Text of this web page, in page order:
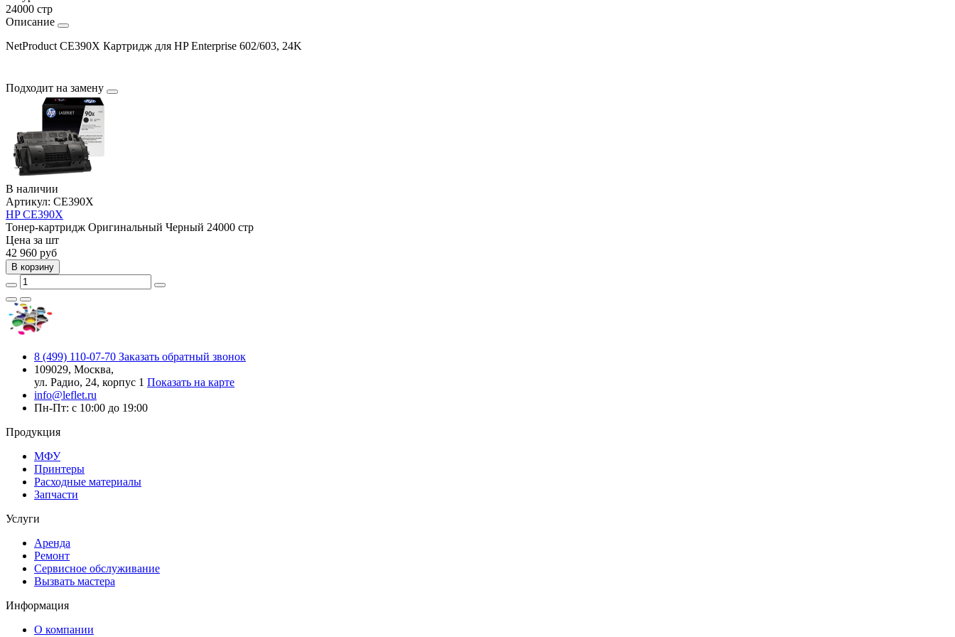
24000 стр
Описание
NetProduct CE390X Картридж для HP Enterprise 602/603, 24K
Подходит на замену
В наличии
Артикул: CE390X
HP CE390X
Тонер-картридж Оригинальный Черный 24000 стр
Цена за шт
42 960 руб
В корзину
8 (499) 110-07-70 Заказать обратный звонок
109029, Москва,
ул. Радио, 24, корпус 1 Показать на карте
info@leflet.ru
Пн-Пт: с 10:00 до 19:00
Продукция
МФУ
Принтеры
Расходные материалы
Запчасти
Услуги
Аренда
Ремонт
Сервисное обслуживание
Вызвать мастера
Информация
О компании